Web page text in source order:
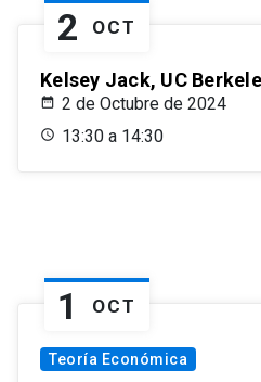
2 OCT
Kelsey Jack, UC
2 de Octubre de 2024
13:30 a 14:30
1 OCT
Teoría Económica